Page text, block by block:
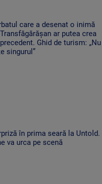
care a desenat o inimă
ar putea crea
Ghid de turism: „Nu
singurul”
în prima seară la Untold.
va urca pe scenă